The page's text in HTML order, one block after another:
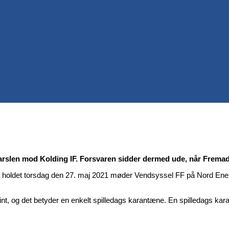
mod Kolding IF. Forsvaren sidder dermed ude, når
torsdag den 27. maj 2021 møder Vendsyssel FF på Nord
og det betyder en enkelt spilledags karantæne. En spilledags